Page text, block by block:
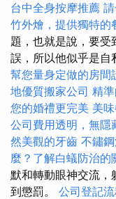
台中全身按摩推薦
竹外燴，提供獨特的
題，也就是說，要
誤，所以他似乎是自
幫您量身定做的房間
地優質搬家公司 精
您的婚禮更完美 美
公司費用透明，無隱
然美觀的牙齒 不鏽
麼？了解白蟻防治的
默和轉動眼神交流，
到懲罰。 公司登記